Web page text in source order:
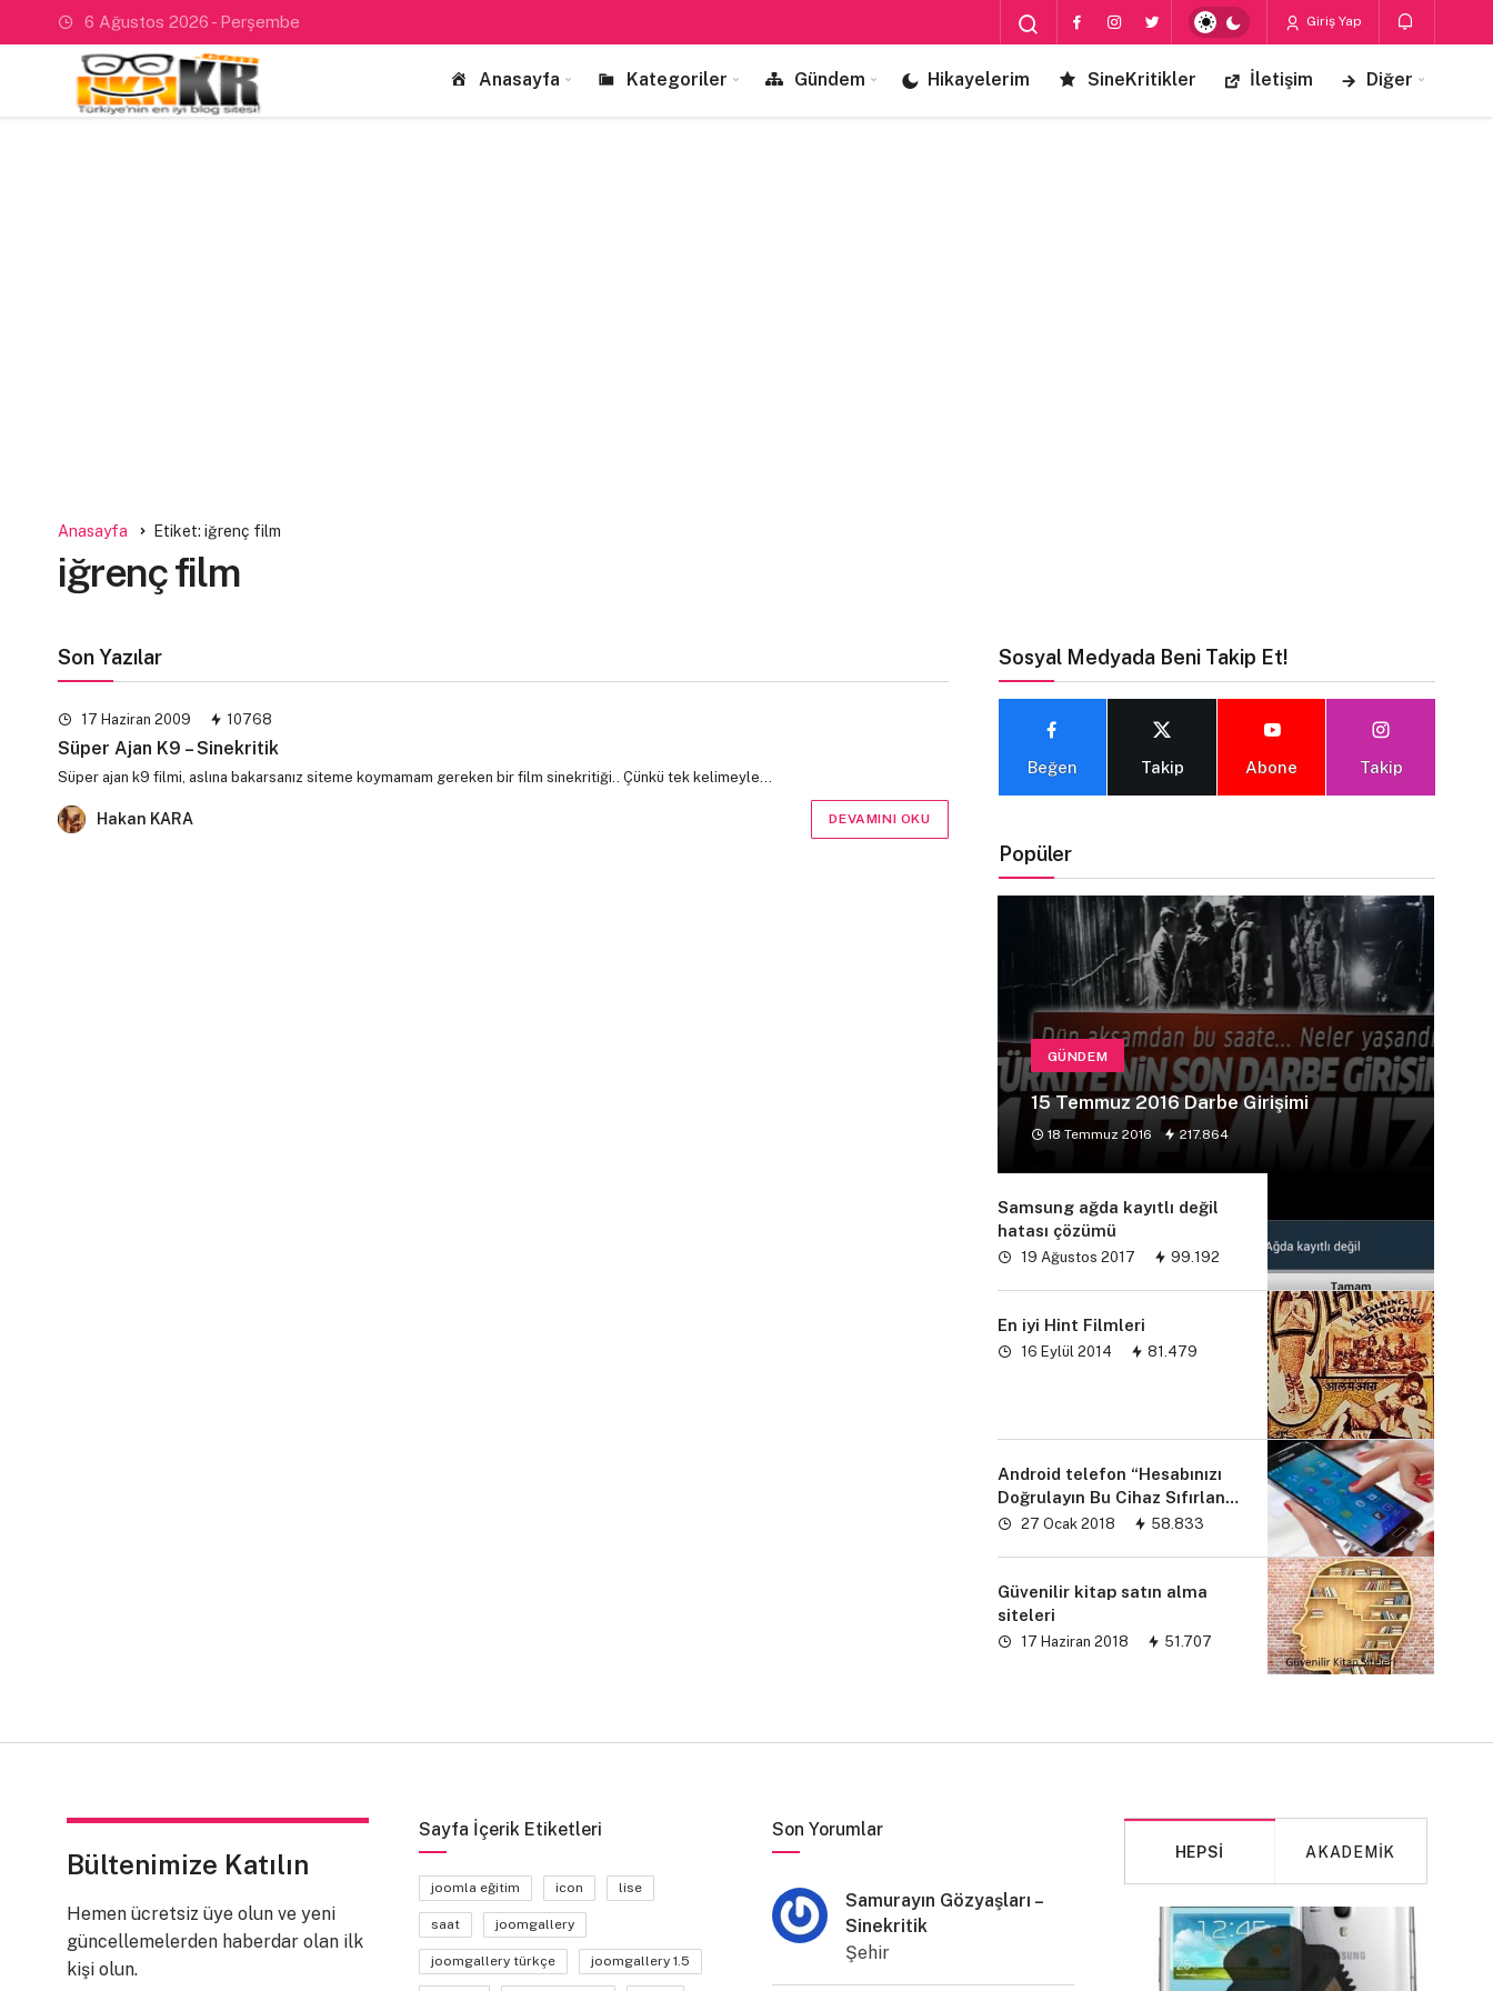
6 Ağustos 2026 - Perşembe Giriş Yap
Anasayfa Kategoriler Gündem Hikayelerim SineKritikler İletişim Diğer
Anasayfa Etiket: iğrenç film
iğrenç film
Son Yazılar
17 Haziran 2009 10768
Süper Ajan K9 – Sinekritik
Süper ajan k9 filmi, aslına bakarsanız siteme koymamam gereken bir film sinekritiği.. Çünkü tek kelimeyle…
Hakan KARA DEVAMINI OKU
Sosyal Medyada Beni Takip Et!
Beğen Takip Abone Takip
Popüler
GÜNDEM
15 Temmuz 2016 Darbe Girişimi
18 Temmuz 2016 217.864
Samsung ağda kayıtlı değil
hatası çözümü
19 Ağustos 2017 99.192
En iyi Hint Filmleri
16 Eylül 2014 81.479
Android telefon “Hesabınızı
Doğrulayın Bu Cihaz Sıfırlandı
sorunu” çözümü
27 Ocak 2018 58.833
Güvenilir kitap satın alma
siteleri
17 Haziran 2018 51.707
Bültenimize Katılın
Hemen ücretsiz üye olun ve yeni
güncellemelerden haberdar olan ilk
kişi olun.
Sayfa İçerik Etiketleri
joomla eğitim icon lise
saat joomgallery
joomgallery türkçe joomgallery 1.5
Son Yorumlar
Samurayın Gözyaşları –
Sinekritik
Şehir
HEPSI AKADEMIK
MAKALE